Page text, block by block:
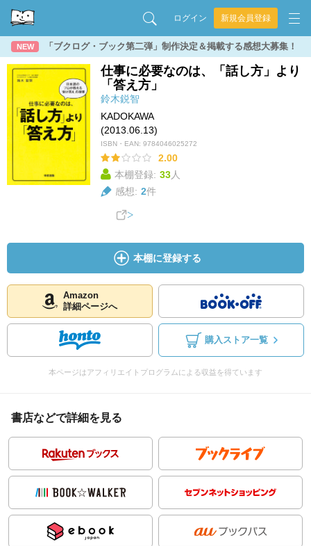
ログイン 新規会員登録
NEW 「ブクログ・ブック第二弾」制作決定＆掲載する感想大募集！
仕事に必要なのは、「話し方」より
「答え方」
鈴木鋭智
KADOKAWA
(2013.06.13)
ISBN・EAN: 9784046025272
2.00
本棚登録: 33人
感想: 2件
本棚に登録する
Amazon
詳細ページへ
購入ストア一覧
本ページはアフィリエイトプログラムによる収益を得ています
書店などで詳細を見る